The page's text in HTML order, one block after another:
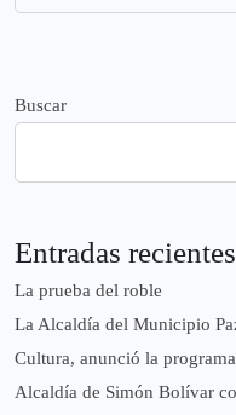
Buscar
Entradas recientes
La prueba del roble
La Alcaldía del Municipio
Cultura, anunció la
Alcaldía de Simón Bolívar